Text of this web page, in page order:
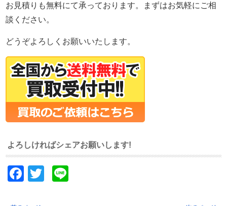
お見積りも無料にて承っております。まずはお気軽にご相
談ください。
どうぞよろしくお願いいたします。
よろしければシェアお願いします!
Facebook
Twitter